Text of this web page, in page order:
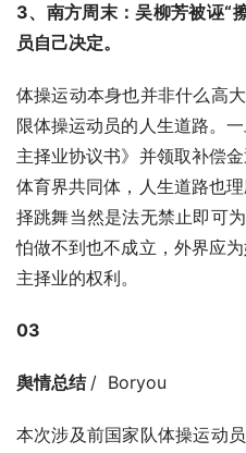
3、南方周末：吴柳芳被诬“
员自己决定。
体操运动本身也并非什么高
限体操运动员的人生道路。
主择业协议书》并领取补偿
体育界共同体，人生道路也
择跳舞当然是法无禁止即可
怕做不到也不成立，外界应
主择业的权利。
03
舆情总结 /  Boryou
本次涉及前国家队体操运动